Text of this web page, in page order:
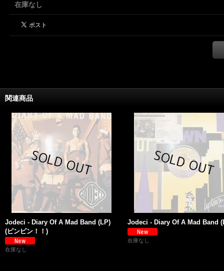
在庫なし
関連商品
Jodeci - Diary Of A Mad Band (LP)
(ピンピン！！)
在庫なし
Jodeci - Diary Of A Mad Band
在庫なし